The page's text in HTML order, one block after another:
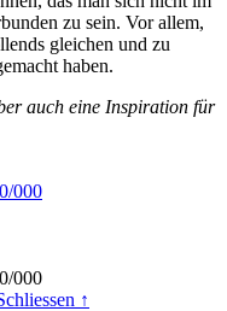
zu sein. Vor allem,
gleichen und zu
haben.
auch eine Inspiration für
000
000
↑